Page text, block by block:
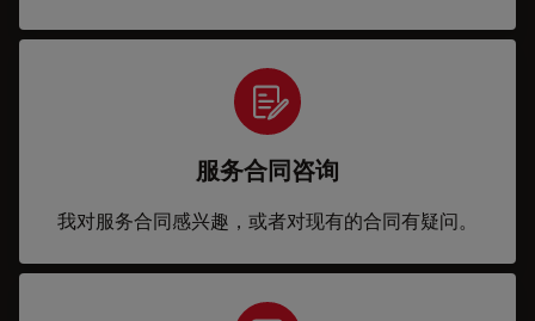
服务合同咨询
我对服务合同感兴趣，或者对现有的合同有疑问。